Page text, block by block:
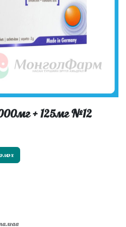
+ 125мг №12